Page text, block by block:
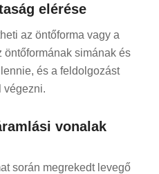
elérése
az öntőforma vagy a
öntőformának simának és
és a feldolgozást
végezni.
vonalak
során megrekedt levegő